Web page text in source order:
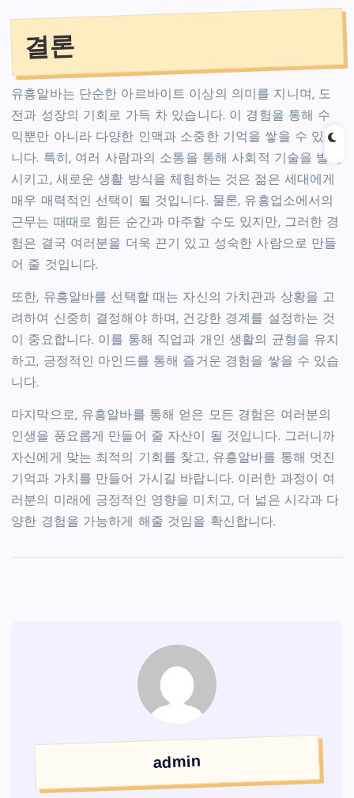
결론
유흥알바는 단순한 아르바이트 이상의 의미를 지니며, 도
전과 성장의 기회로 가득 차 있습니다. 이 경험을 통해 수
익뿐만 아니라 다양한 인맥과 소중한 기억을 쌓을 수 있습
니다. 특히, 여러 사람과의 소통을 통해 사회적 기술을 발전
시키고, 새로운 생활 방식을 체험하는 것은 젊은 세대에게
매우 매력적인 선택이 될 것입니다. 물론, 유흥업소에서의
근무는 때때로 힘든 순간과 마주할 수도 있지만, 그러한 경
험은 결국 여러분을 더욱 끈기 있고 성숙한 사람으로 만들
어 줄 것입니다.
또한, 유흥알바를 선택할 때는 자신의 가치관과 상황을 고
려하여 신중히 결정해야 하며, 건강한 경계를 설정하는 것
이 중요합니다. 이를 통해 직업과 개인 생활의 균형을 유지
하고, 긍정적인 마인드를 통해 즐거운 경험을 쌓을 수 있습
니다.
마지막으로, 유흥알바를 통해 얻은 모든 경험은 여러분의
인생을 풍요롭게 만들어 줄 자산이 될 것입니다. 그러니까
자신에게 맞는 최적의 기회를 찾고, 유흥알바를 통해 멋진
기억과 가치를 만들어 가시길 바랍니다. 이러한 과정이 여
러분의 미래에 긍정적인 영향을 미치고, 더 넓은 시각과 다
양한 경험을 가능하게 해줄 것임을 확신합니다.
admin